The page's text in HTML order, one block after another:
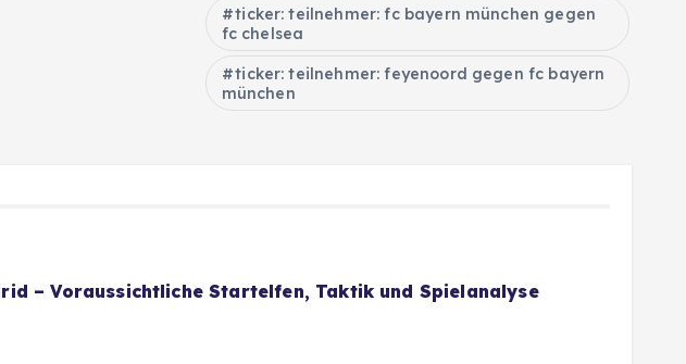
ticker: teilnehmer: fc bayern münchen gegen
fc chelsea
ticker: teilnehmer: feyenoord gegen fc bayern
münchen
– Voraussichtliche Startelfen, Taktik und Spielanalyse